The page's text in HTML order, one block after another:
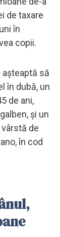
de taxare
în
copii.
așteaptă să
în dubă, un
de ani,
și un
de
în cod